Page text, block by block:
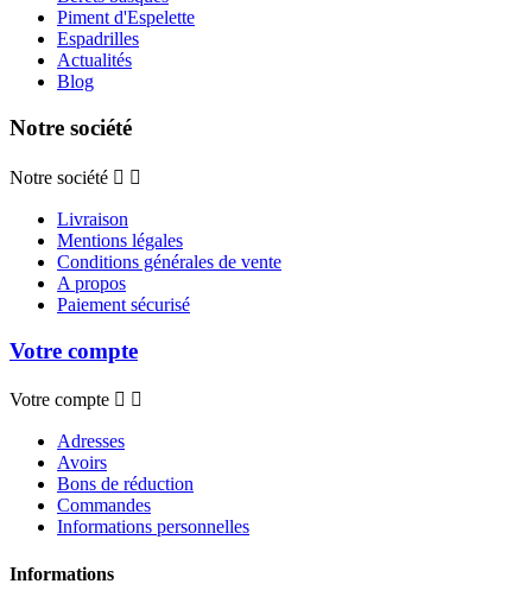
Piment d'Espelette
Espadrilles
Actualités
Blog
Notre société
Notre société  
Livraison
Mentions légales
Conditions générales de vente
A propos
Paiement sécurisé
Votre compte
Votre compte  
Adresses
Avoirs
Bons de réduction
Commandes
Informations personnelles
Informations